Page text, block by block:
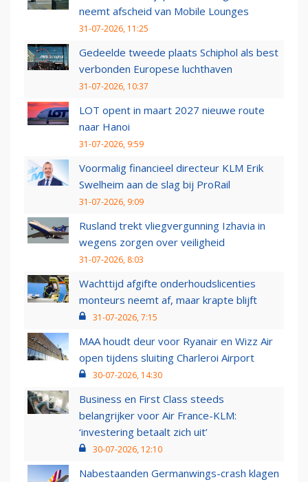
neemt afscheid van Mobile Lounges
31-07-2026, 11:25
Gedeelde tweede plaats Schiphol als best
verbonden Europese luchthaven
31-07-2026, 10:37
LOT opent in maart 2027 nieuwe route
naar Hanoi
31-07-2026, 9:59
Voormalig financieel directeur KLM Erik
Swelheim aan de slag bij ProRail
31-07-2026, 9:09
Rusland trekt vliegvergunning Izhavia in
wegens zorgen over veiligheid
31-07-2026, 8:03
Wachttijd afgifte onderhoudslicenties
monteurs neemt af, maar krapte blijft
31-07-2026, 7:15
MAA houdt deur voor Ryanair en Wizz Air
open tijdens sluiting Charleroi Airport
30-07-2026, 14:30
Business en First Class steeds
belangrijker voor Air France-KLM:
‘investering betaalt zich uit’
30-07-2026, 12:10
Nabestaanden Germanwings-crash klagen